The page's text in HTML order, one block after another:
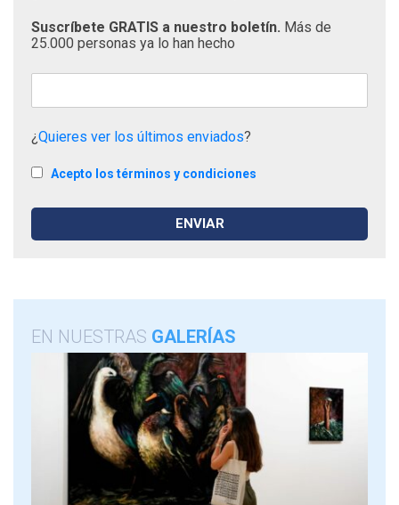
Suscríbete GRATIS a nuestro boletín. Más de
25.000 personas ya lo han hecho
¿Quieres ver los últimos enviados?
Acepto los términos y condiciones
EN NUESTRAS GALERÍAS